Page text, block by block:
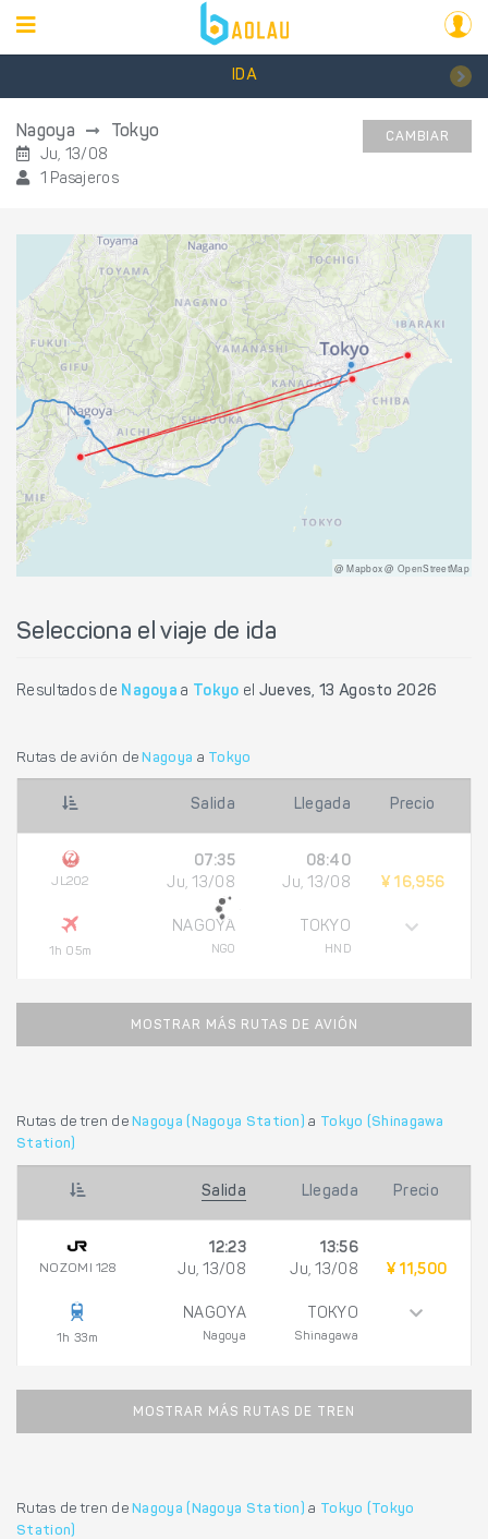
IDA
Nagoya Tokyo
Ju, 13/08
1 Pasajeros
CAMBIAR
@ Mapbox @ OpenStreetMap
Selecciona el viaje de ida
Resultados de Nagoya a Tokyo el Jueves, 13 Agosto 2026
Rutas de avión de Nagoya a Tokyo
Salida Llegada Precio
JL202
1h 05m
07:35
Ju, 13/08
NAGOYA
NGO
08:40
Ju, 13/08
TOKYO
HND
¥ 16,956
MOSTRAR MÁS RUTAS DE AVIÓN
Rutas de tren de Nagoya (Nagoya Station) a
Tokyo (Shinagawa
Station)
Salida Llegada Precio
NOZOMI 128
1h 33m
12:23
Ju, 13/08
NAGOYA
Nagoya
13:56
Ju, 13/08
TOKYO
Shinagawa
¥ 11,500
MOSTRAR MÁS RUTAS DE TREN
Rutas de tren de Nagoya (Nagoya Station) a Tokyo (Tokyo
Station)